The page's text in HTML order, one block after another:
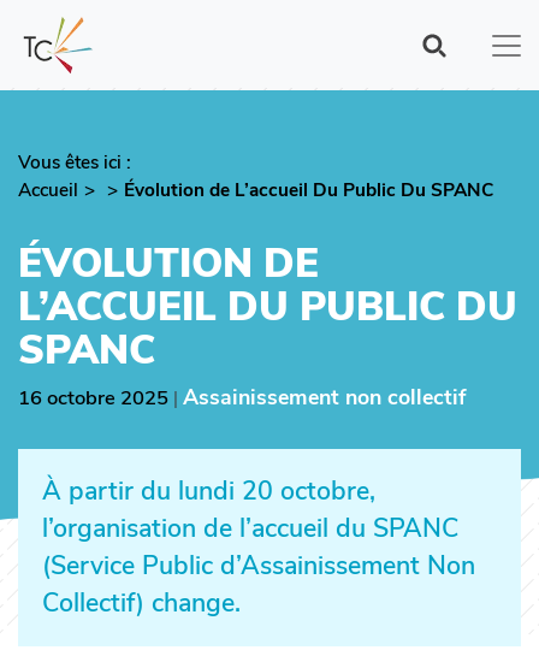
contenu
principal
Vous êtes ici :
Fil
Accueil Évolution de L’accueil Du Public Du SPANC
ÉVOLUTION DE
L’ACCUEIL DU PUBLIC DU
SPANC
16 octobre 2025 | Assainissement non collectif
À partir du lundi 20 octobre,
l’organisation de l’accueil du SPANC
(Service Public d’Assainissement Non
Collectif) change.